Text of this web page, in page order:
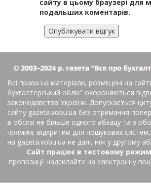
сайту в цьому браузері для
подальших коментарів.
Всі права на матеріали, розміщені на
бухгалтерський облік" охороняються
законодавства України. Допускається
сайту gazeta.vobu.ua без отримання
в обсязі не більше одного абзацу та з
прямим, відкритим для пошукових
на gazeta.vobu.ua не далі, ніж у другому
Сайт працює в тестовому
пропозиції надсилайте на електронну